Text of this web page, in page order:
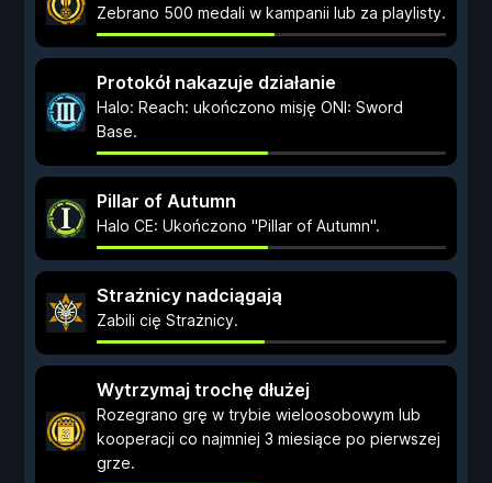
Zebrano 500 medali w kampanii lub za playlisty.
Protokół nakazuje działanie
Halo: Reach: ukończono misję ONI: Sword
Base.
Pillar of Autumn
Halo CE: Ukończono "Pillar of Autumn".
Strażnicy nadciągają
Zabili cię Strażnicy.
Wytrzymaj trochę dłużej
Rozegrano grę w trybie wieloosobowym lub
kooperacji co najmniej 3 miesiące po pierwszej
grze.